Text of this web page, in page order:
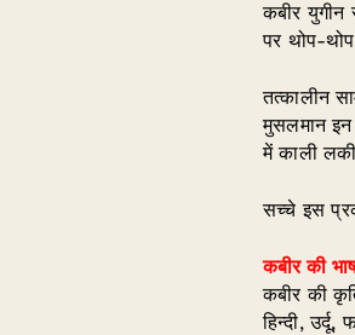
कबीर युगीन
पर थोप-
तत्कालीन
मुसलमान इन
में काली
सच्चे इस
कबीर की
कबीर की
हिन्दी,